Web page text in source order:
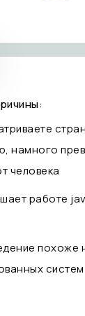
намного
человека
работе
похоже
систем